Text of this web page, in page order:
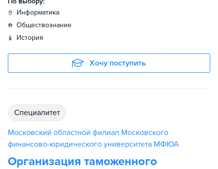
информатика
обществознание
история
Хочу поступить
специалитет
Московский областной филиал Московского
финансово-юридического университета МФЮА
Организация таможенного